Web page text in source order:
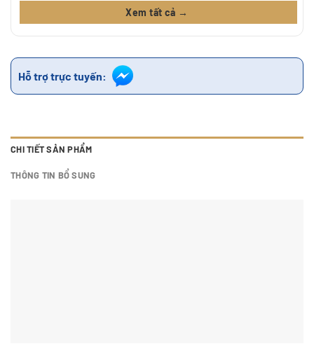
Xem tất cả →
Hỗ trợ trực tuyến:
CHI TIẾT SẢN PHẨM
THÔNG TIN BỔ SUNG